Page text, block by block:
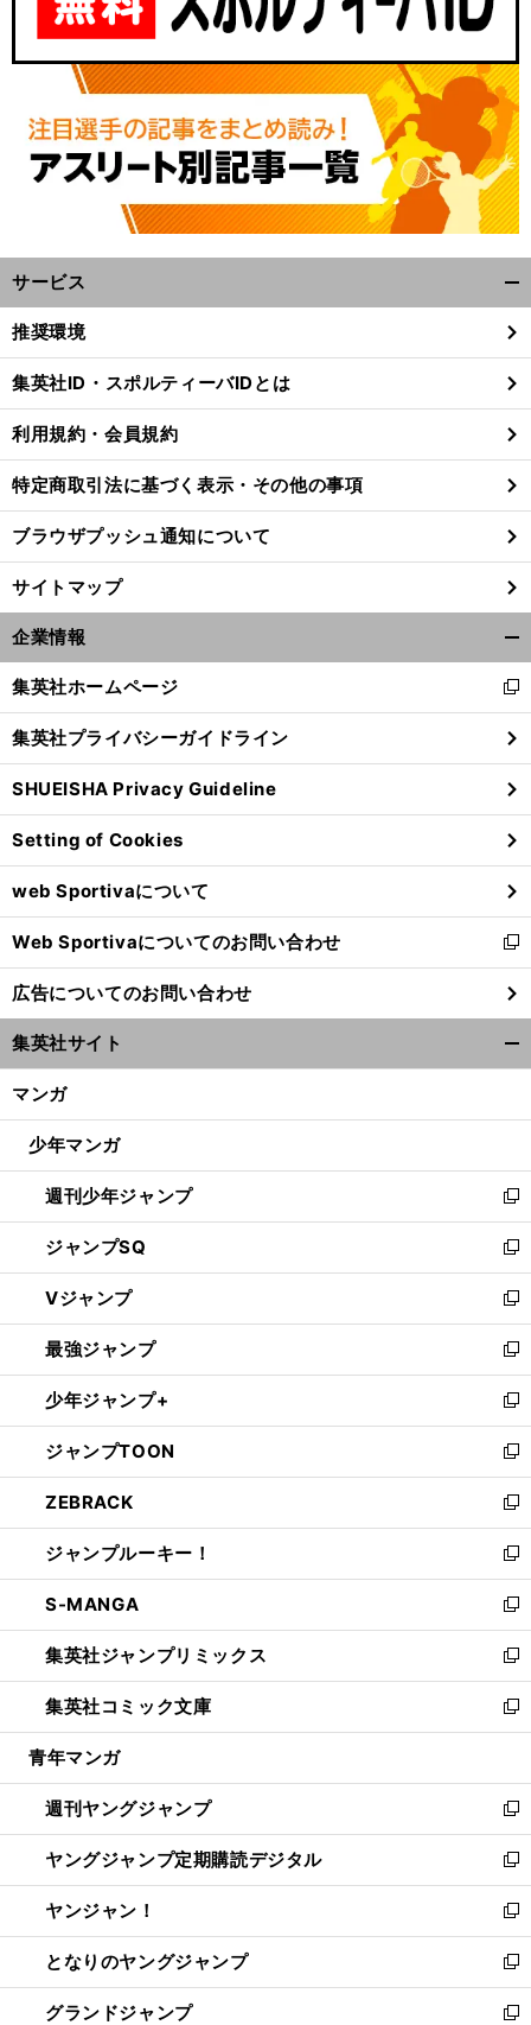
サービス
閉
る
推奨環境
集英社ID・スポルティーバIDとは
利用規約・会員規約
特定商取引法に基づく表示・その他の事項
ブラウザプッシュ通知について
サイトマップ
企業情報
閉
る
集英社ホームページ
新
し
い
ウ
ィ
ン
ド
ウ
で
開
く
集英社プライバシーガイドライン
SHUEISHA Privacy Guideline
Setting of Cookies
web Sportivaについて
Web Sportivaについてのお問い合わせ
新
し
い
ウ
ィ
ン
ウ
開
く
広告についてのお問い合わせ
集英社サイト
マンガ
少年マンガ
週刊少年ジャンプ
新
し
い
ウ
ィ
ン
ド
ウ
で
開
く
ジャンプSQ
新
し
い
ウ
ィ
ン
ド
ウ
で
開
く
Vジャンプ
新
し
い
ウ
ィ
ン
ド
ウ
で
開
く
最強ジャンプ
新
し
い
ウ
ィ
ン
ド
ウ
で
開
く
少年ジャンプ+
新
し
い
ウ
ィ
ン
ド
ウ
で
開
く
ジャンプTOON
新
し
い
ウ
ィ
ン
ド
ウ
で
開
く
ZEBRACK
新
し
い
ウ
ィ
ン
ド
ウ
で
開
ジャンプルーキー！
新
し
い
ウ
ィ
ン
ド
ウ
開
く
S-MANGA
新
し
い
ウ
ィ
ン
ウ
で
開
く
集英社ジャンプリミックス
新
し
い
ウ
ン
ド
ウ
で
開
く
集英社コミック文庫
新
し
ウ
ィ
ン
ド
ウ
で
開
く
青年マンガ
週刊ヤングジャンプ
新
し
い
ウ
ィ
ン
ド
ウ
で
ヤングジャンプ定期購読デジタル
新
し
い
ウ
ィ
ン
ド
ヤンジャン！
新
し
い
ウ
ィ
となりのヤングジャンプ
新
し
い
グランドジャンプ
新